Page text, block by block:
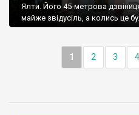
Ялти. Його 45-метрова дзвіниця
майже звідусіль, а колись це
1 2 3 4